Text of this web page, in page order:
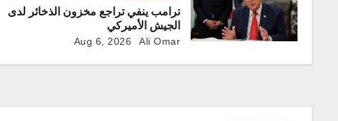
ترامب ينفي تراجع مخزون الذخائر لدى
الجيش الأميركي
Aug 6, 2026 Ali Omar